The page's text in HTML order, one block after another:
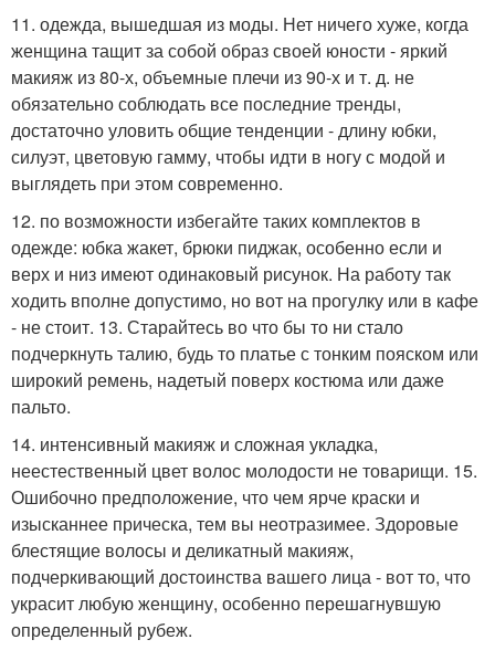
11. одежда, вышедшая из моды. Нет ничего хуже, когда
женщина тащит за собой образ своей юности - яркий
макияж из 80-х, объемные плечи из 90-х и т. д. не
обязательно соблюдать все последние тренды,
достаточно уловить общие тенденции - длину юбки,
силуэт, цветовую гамму, чтобы идти в ногу с модой и
выглядеть при этом современно.
12. по возможности избегайте таких комплектов в
одежде: юбка жакет, брюки пиджак, особенно если и
верх и низ имеют одинаковый рисунок. На работу так
ходить вполне допустимо, но вот на прогулку или в кафе
- не стоит. 13. Старайтесь во что бы то ни стало
подчеркнуть талию, будь то платье с тонким пояском или
широкий ремень, надетый поверх костюма или даже
пальто.
14. интенсивный макияж и сложная укладка,
неестественный цвет волос молодости не товарищи. 15.
Ошибочно предположение, что чем ярче краски и
изысканнее прическа, тем вы неотразимее. Здоровые
блестящие волосы и деликатный макияж,
подчеркивающий достоинства вашего лица - вот то, что
украсит любую женщину, особенно перешагнувшую
определенный рубеж.